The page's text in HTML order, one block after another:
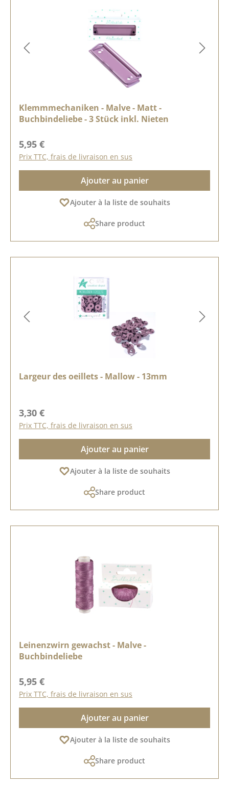
Klemmmechaniken - Malve - Matt -
Buchbindeliebe - 3 Stück inkl. Nieten
Prix régulier :
5,95 €
Prix TTC, frais de livraison en sus
Ajouter au panier
Ajouter à la liste de souhaits
Share product
Largeur des oeillets - Mallow - 13mm
Prix régulier :
3,30 €
Prix TTC, frais de livraison en sus
Ajouter au panier
Ajouter à la liste de souhaits
Share product
Leinenzwirn gewachst - Malve -
Buchbindeliebe
Prix régulier :
5,95 €
Prix TTC, frais de livraison en sus
Ajouter au panier
Ajouter à la liste de souhaits
Share product